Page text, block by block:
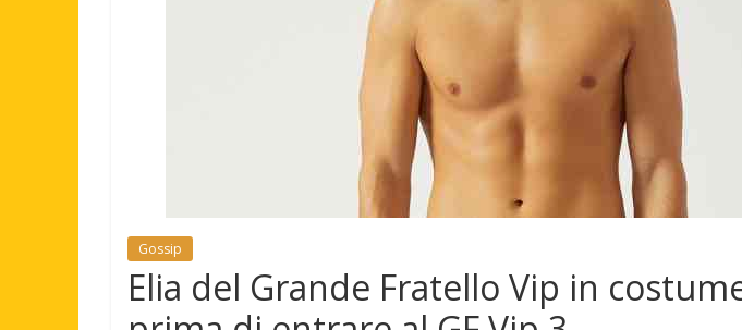
Gossip
Elia del Grande Fratello Vip in